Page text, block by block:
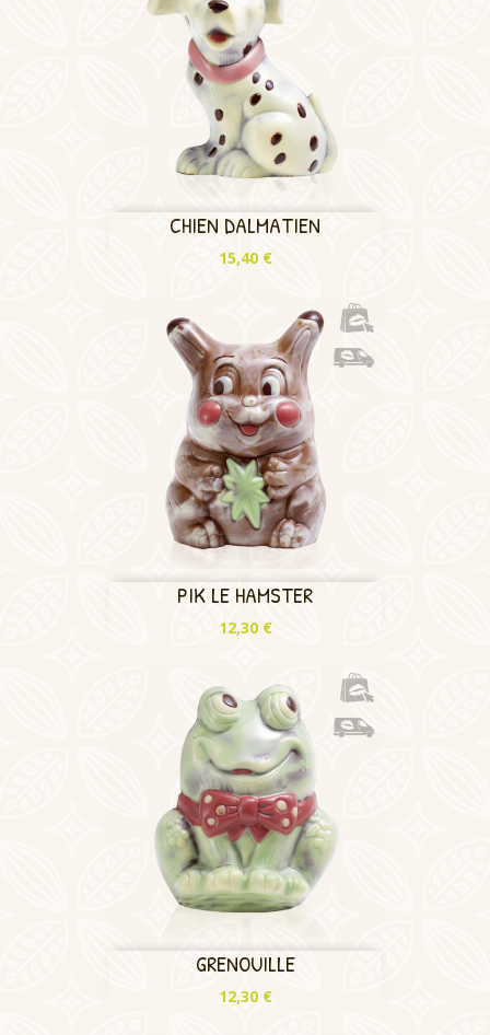
CHIEN DALMATIEN
Prix
15,40 €
PIK LE HAMSTER
Prix
12,30 €
GRENOUILLE
Prix
12,30 €